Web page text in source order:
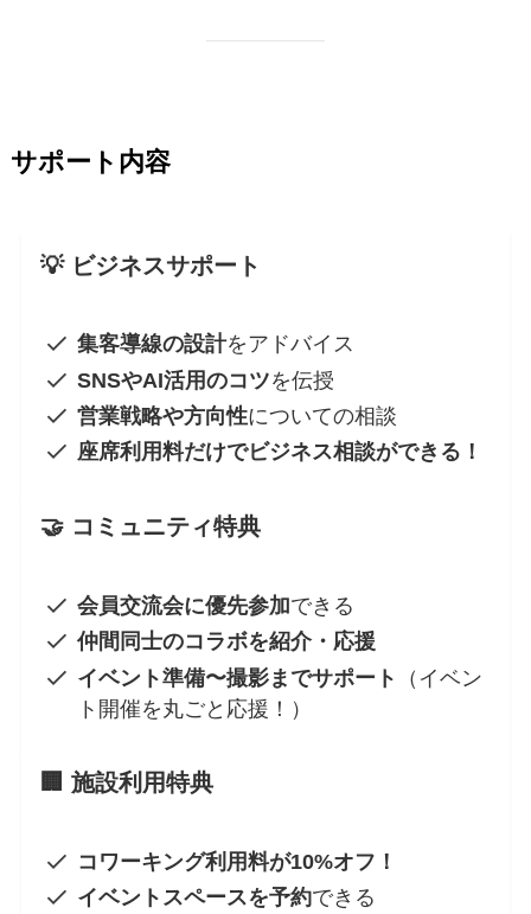
サポート内容
💡 ビジネスサポート
集客導線の設計をアドバイス
SNSやAI活用のコツを伝授
営業戦略や方向性についての相談
座席利用料だけでビジネス相談ができる！
🤝 コミュニティ特典
会員交流会に優先参加できる
仲間同士のコラボを紹介・応援
イベント準備〜撮影までサポート
（イベン
ト開催を丸ごと応援！）
🏢 施設利用特典
コワーキング利用料が10%オフ！
イベントスペースを予約できる